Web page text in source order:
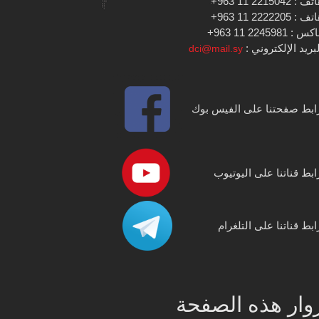
: 2222205 11 963+
: 2245981 11 963+
الإلكتروني : dci@mail.sy
صفحتنا على الفيس بوك
قناتنا على اليوتيوب
قناتنا على التلغرام
هذه الصفحة